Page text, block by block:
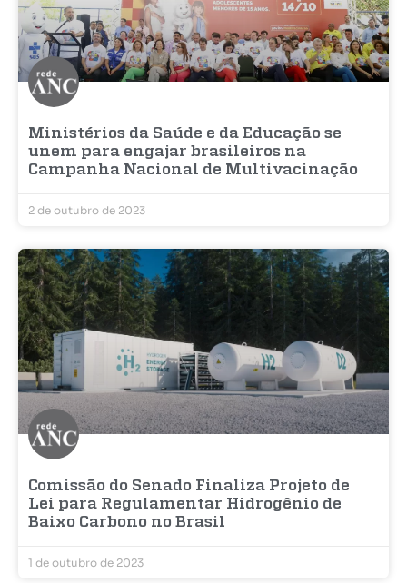
Ministérios da Saúde e da Educação se
unem para engajar brasileiros na
Campanha Nacional de Multivacinação
2 de outubro de 2023
Comissão do Senado Finaliza Projeto de
Lei para Regulamentar Hidrogênio de
Baixo Carbono no Brasil
1 de outubro de 2023